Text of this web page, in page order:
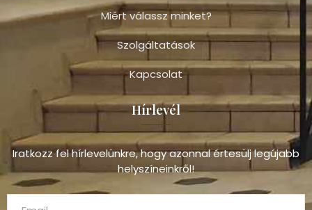
Miért válassz minket?
Szolgáltatások
Kapcsolat
Hírlevél
Iratkozz fel hírlevelünkre, hogy azonnal értesülj legújabb
helyszíneinkről!